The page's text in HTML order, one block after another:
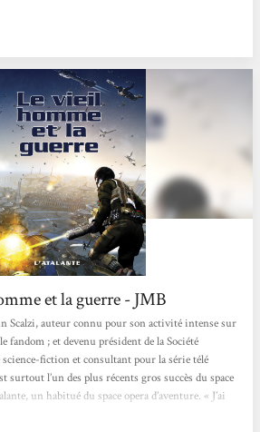
défense coloniale qui protègent l’humanité contre
et la guerre - JMB
Scalzi, auteur connu pour son activité intense sur
fandom ; et devenu président de la Société
fiction et consultant pour la série télé
surtout l’un des plus récents gros succès du space
un habitué du space opera d’aventure. « J’ai